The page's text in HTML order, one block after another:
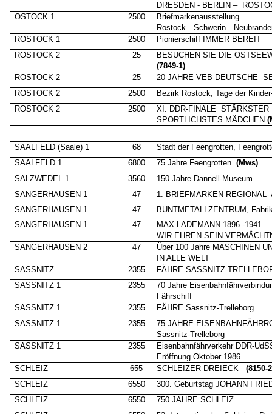
DRESDEN - BERLIN –
OSTOCK 1
2500
Briefmarkenausstellung
ROSTOCK 1
2500
Pionierschiff IMMER BEREIT
ROSTOCK 2
25
BESUCHEN SIE DIE
(7849-1)
ROSTOCK 2
25 20 JAHRE VEB DEUTSCHE
ROSTOCK 2
2500
Bezirk Rostock, Tage der
ROSTOCK 2
2500 XI. DDR-FINALE STÄRKSTER
SPORTLICHSTES MÄDCHEN
SAALFELD (Saale) 1 68
Stadt der Feengrotten,
SAALFELD 1
6800 75 Jahre Feengrotten (Mws)
SALZWEDEL 1
3560
150 Jahre Dannell-Museum
SANGERHAUSEN 1
47
1. BRIEFMARKEN-REGIONAL-
SANGERHAUSEN 1
47
BUNTMETALLZENTRUM,
SANGERHAUSEN 1
47
MAX LADEMANN 1896 -1941
WIR EHREN SEIN
SANGERHAUSEN 2
47
Über 100 Jahre MASCHINEN
IN ALLE WELT
SASSNITZ
2355
FÄHRE SASSNITZ-
SASSNITZ 1
2355
70 Jahre
Fährschiff
SASSNITZ 1
2355
FÄHRE Sassnitz-Trelleborg
SASSNITZ 1
2355
75 JAHRE
Sassnitz-Trelleborg
SASSNITZ 1
2355
Eisenbahnfährverkehr DDR-
Eröffnung Oktober 1986
SCHLEIZ
655 SCHLEIZER DREIECK
(8150-
SCHLEIZ
6550
300. Geburtstag JOHANN
SCHLEIZ
6550
750 JAHRE SCHLEIZ